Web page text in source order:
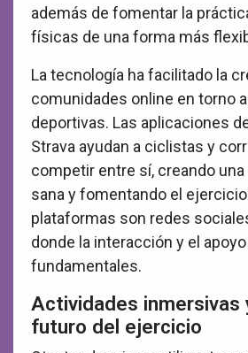
además de fomentar la
físicas de una forma más
La tecnología ha facilitado la
comunidades online en torno
deportivas. Las aplicaciones
Strava ayudan a ciclistas y
competir entre sí, creando
sana y fomentando el
plataformas son redes
donde la interacción y el
fundamentales.
Actividades inmersivas
futuro del ejercicio